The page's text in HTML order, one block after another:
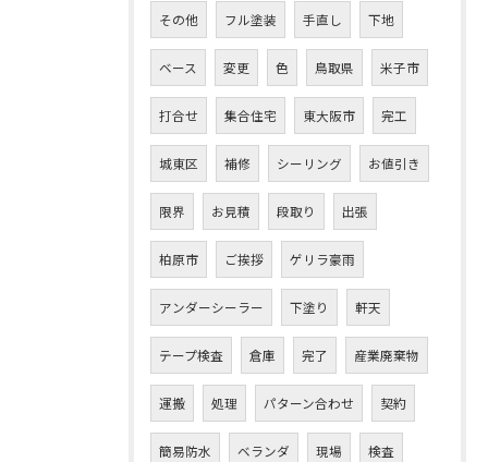
その他 フル塗装 手直し 下地
ベース 変更 色 鳥取県 米子市
打合せ 集合住宅 東大阪市 完工
城東区 補修 シーリング お値引き
限界 お見積 段取り 出張
柏原市 ご挨拶 ゲリラ豪雨
アンダーシーラー 下塗り 軒天
テープ検査 倉庫 完了 産業廃棄物
運搬 処理 パターン合わせ 契約
簡易防水 ベランダ 現場 検査